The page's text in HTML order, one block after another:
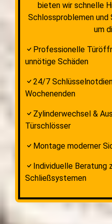
bieten wir schnelle
Schlossproblemen
um
Professionelle
unnötige Schäden
24/7
Wochenenden
Zylinderwechsel &
Türschlösser
Montage moderner
Individuelle Beratung
Schließsystemen